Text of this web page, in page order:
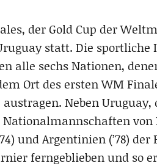
der Gold Cup der
statt. Die sportliche
alle sechs Nationen,
Ort des ersten WM
Neben Uruguay,
von
und Argentinien (’78)
ferngeblieben und so